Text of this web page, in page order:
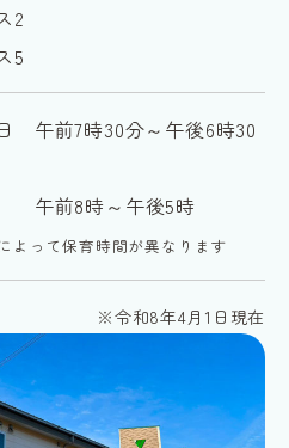
2
5
午前7時30分～午後6時30
前8時～午後5時
よって保育時間が異なります
※令和8年4月1日現在